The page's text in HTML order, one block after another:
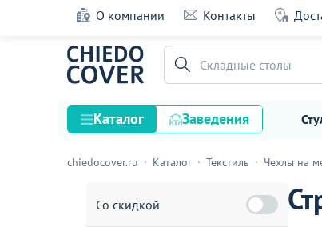
О компании Контакты
Складные столы
Каталог Заведения
Стулья
chiedocover.ru Каталог Текстиль Чехлы на
Со скидкой